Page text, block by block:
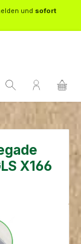
und sofort
X166